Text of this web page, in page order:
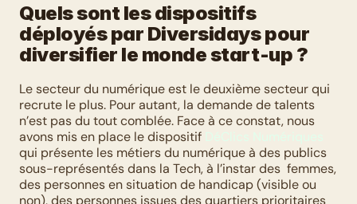
Quels sont les dispositifs
déployés par Diversidays pour
diversifier le monde start-up ?
Le secteur du numérique est le deuxième secteur qui
recrute le plus. Pour autant, la demande de talents
n’est pas du tout comblée. Face à ce constat, nous
avons mis en place le dispositif
qui présente les métiers du numérique à des publics
sous-représentés dans la Tech, à l’instar des  femmes,
des personnes en situation de handicap (visible ou
non), des personnes issues des quartiers prioritaires